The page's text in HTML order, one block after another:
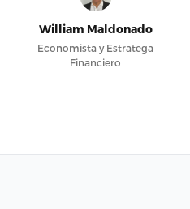
William Maldonado
Economista y Estratega
Financiero